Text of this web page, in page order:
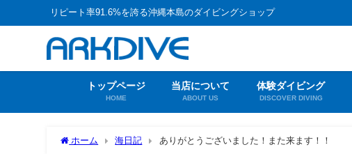
リピート率91.6%を誇る沖縄本島のダイビングショップ
トップページ
HOME
当店について
ABOUT US
体験ダイビング
DISCOVER DIVING
ホーム 海日記 ありがとうございました！また来ます！！